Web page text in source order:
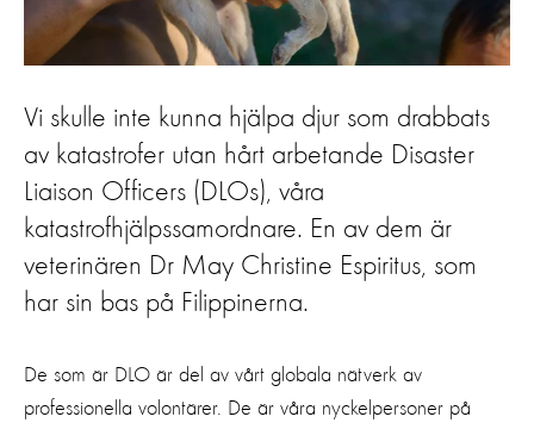
Vi skulle inte kunna hjälpa djur som drabbats
av katastrofer utan hårt arbetande Disaster
Liaison Officers (DLOs), våra
katastrofhjälpssamordnare. En av dem är
veterinären Dr May Christine Espiritus, som
har sin bas på Filippinerna.
De som är DLO är del av vårt globala nätverk av
professionella volontärer. De är våra nyckelpersoner på